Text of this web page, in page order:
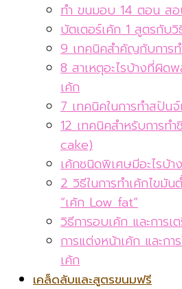
ทำ ขนมอบ 14 ตอน ส
บัตเตอร์เค้ก 1 สูตรกับ
9 เทคนิคสำคัญกับการท
8 สาเหตุอะไรบ้างที่ผิด
เค้ก
7 เทคนิคในการทำสปัน
12 เทคนิคสำหรับการ
cake)
เค้กชนิดพิเศษมีอะไรบ้า
2 วิธีในการทำเค้กไขมั
“เค้ก Low fat”
วิธีการอบเค้ก และการ
การแต่งหน้าเค้ก และก
เค้ก
เคล็ดลับและสูตรขนมฟรี